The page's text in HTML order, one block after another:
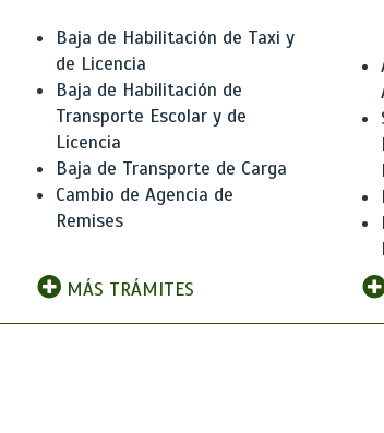
Baja de Habilitación de Taxi y
de Licencia
Baja de Habilitación de
Transporte Escolar y de
Licencia
Baja de Transporte de Carga
Cambio de Agencia de
Remises
MÁS TRÁMITES